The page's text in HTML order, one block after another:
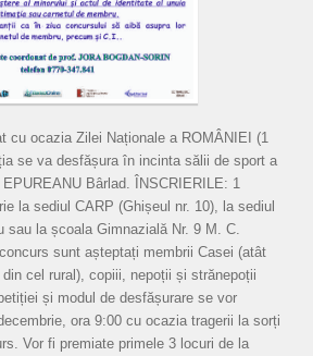
cu ocazia Zilei Naționale a ROMÂNIEI (1
se va desfășura în incinta sălii de sport a
Bârlad. ÎNSCRIERILE: 1
la sediul CARP (Ghișeul nr. 10), la sediul
sau la școala Gimnazială Nr. 9 M. C.
sunt așteptați membrii Casei (atât
cel rural), copiii, nepoții și strănepoții
și modul de desfășurare se vor
ora 9:00 cu ocazia tragerii la sorți
Vor fi premiate primele 3 locuri de la